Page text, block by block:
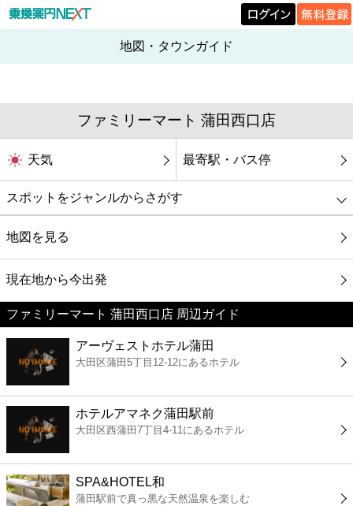
地図・タウンガイド
ファミリーマート 蒲田西口店
天気 最寄駅・バス停
スポットをジャンルからさがす
グルメ
映画
美容
コンビニ
薬局
スーパー
エンタメ
地図を見る
現在地から今出発
ファミリーマート 蒲田西口店 周辺ガイド
アーヴェストホテル蒲田
大田区蒲田5丁目12-12にあるホテル
ホテルアマネク蒲田駅前
大田区西蒲田7丁目4-11にあるホテル
SPA&HOTEL和
蒲田駅前で真っ黒な天然温泉を楽しむ